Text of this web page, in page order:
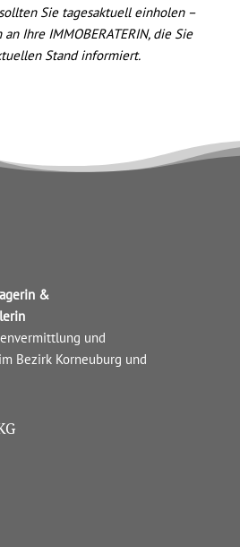
Sie tagesaktuell einholen –
Ihre IMMOBERATERIN, die Sie
Stand informiert.
&
und
Bezirk Korneuburg und